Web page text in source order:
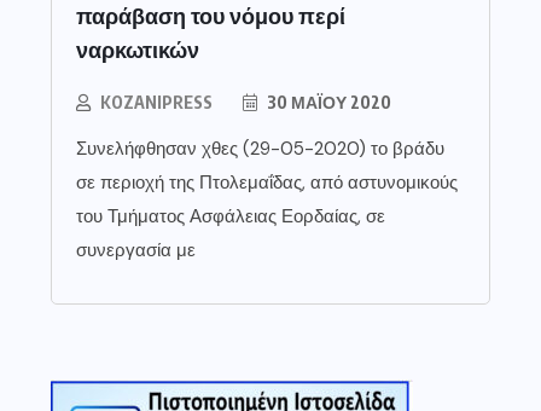
παράβαση του νόμου περί
ναρκωτικών
KOZANIPRESS 30 ΜΑΪ́ΟΥ 2020
Συνελήφθησαν χθες (29-05-2020) το βράδυ
σε περιοχή της Πτολεμαΐδας, από αστυνομικούς
του Τμήματος Ασφάλειας Εορδαίας, σε
συνεργασία με